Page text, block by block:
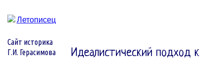
Сайт историка
Г.И. Герасимова
Идеалистический подход к